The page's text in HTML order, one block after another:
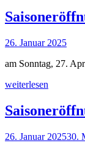
26. Januar 2025
am Sonntag, 27.
weiterlesen
26. Januar 202530.